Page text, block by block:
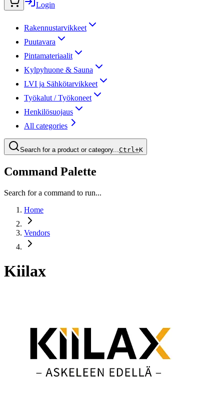
Login
Rakennustarvikkeet
Puutavara
Pintamateriaalit
Kylpyhuone & Sauna
LVI ja Sähkötarvikkeet
Työkalut / Työkoneet
Henkilösuojaus
All categories
Search for a product or category...Ctrl+K
Command Palette
Search for a command to run...
Home
Vendors
Kiilax